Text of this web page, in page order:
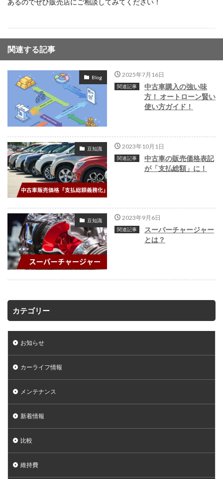
あるのでぜひ販売店にご相談してみてください！
関連する記事
Blog 2025年7月16日
中古車購入の強い味
方！ オートローン賢い
使い方ガイド！
豆知識 2023年10月1日
中古車の販売価格表記
が「支払総額」に！
豆知識 2023年9月6日
スーパーチャージャー
とは？
カテゴリー
お知らせ
カーライフ情報
メンテナンス
新着情報
比較
維持費